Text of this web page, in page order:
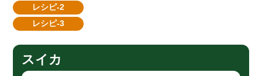
レシピ-2
レシピ-3
スイカ